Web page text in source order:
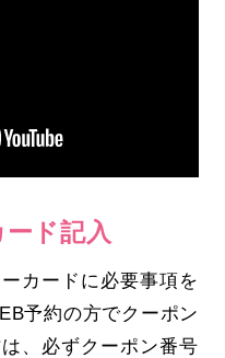
ド記入
カードに必要事項を
予約の方でクーポン
、必ずクーポン番号